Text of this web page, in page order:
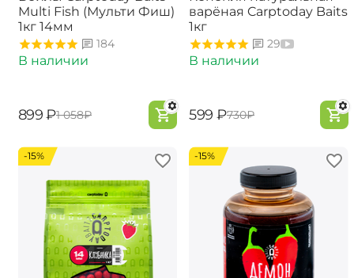
Multi Fish (Мульти Фиш)
1кг 14мм
184
В наличии
‍899‍ ₽‍1 058‍₽
варёная Carptoday Baits
1кг
29
В наличии
‍599‍ ₽‍730‍₽
-15% -15%